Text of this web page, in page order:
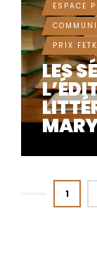
ESPACE
PRIX
LES
1